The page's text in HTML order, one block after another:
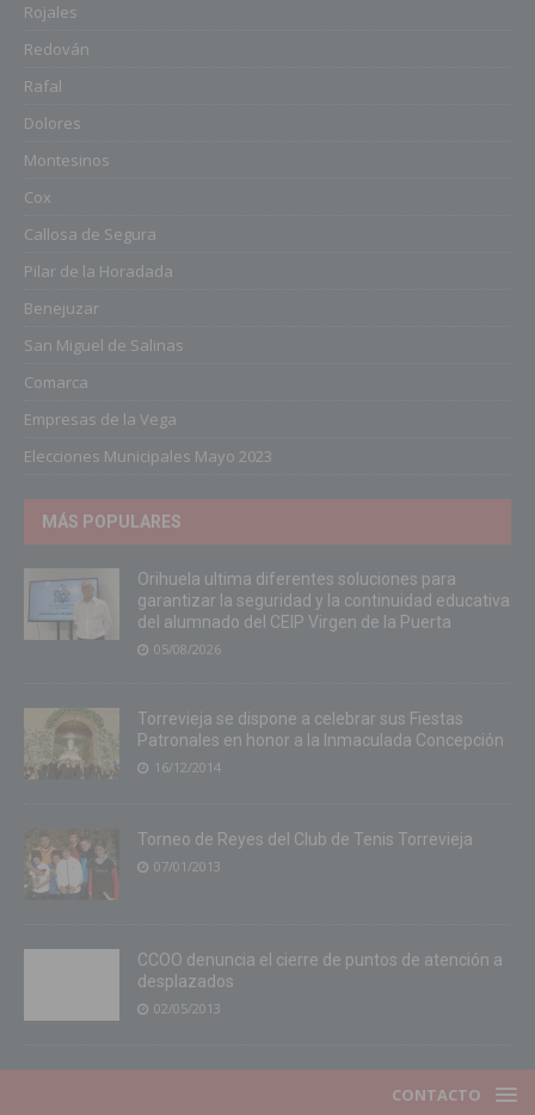
Rojales
Redován
Rafal
Dolores
Montesinos
Cox
Callosa de Segura
Pilar de la Horadada
Benejuzar
San Miguel de Salinas
Comarca
Empresas de la Vega
Elecciones Municipales Mayo 2023
MÁS POPULARES
Orihuela ultima diferentes soluciones para
garantizar la seguridad y la continuidad educativa
del alumnado del CEIP Virgen de la Puerta
05/08/2026
Torrevieja se dispone a celebrar sus Fiestas
Patronales en honor a la Inmaculada Concepción
16/12/2014
Torneo de Reyes del Club de Tenis Torrevieja
07/01/2013
CCOO denuncia el cierre de puntos de atención a
desplazados
02/05/2013
CONTACTO